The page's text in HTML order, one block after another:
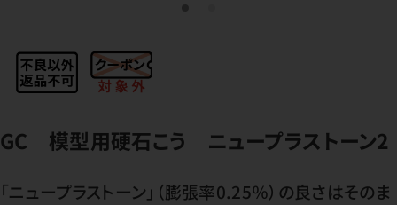
GC 模型用硬石こう ニュープラストーン2
「ニュープラストーン」（膨張率0.25％）の良さはそのま